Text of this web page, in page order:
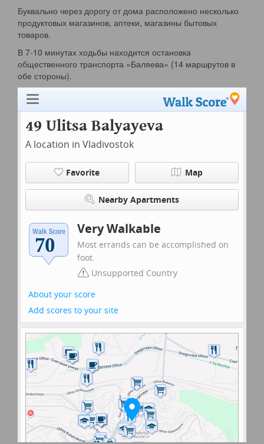
Буквально через дорогу от дома расположено несколько
продуктовых магазинов, аптеки, магазины бытовых
товаров.
В 7-10 минутах ходьбы находится остановка
общественного транспорта «Баляева» (14 маршрутов в
обе стороны).